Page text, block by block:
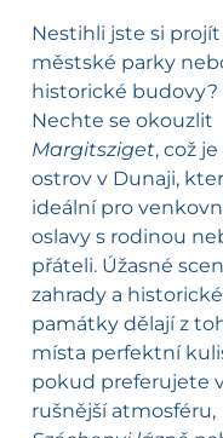
Nestihli jste si projít
městské parky
historické budovy?
Nechte se okouzlit
Margitsziget, což je
ostrov v Dunaji,
ideální pro
oslavy s rodinou
přáteli. Úžasné
zahrady a historické
památky dělají z
místa perfektní
pokud preferujete
rušnější atmosféru,